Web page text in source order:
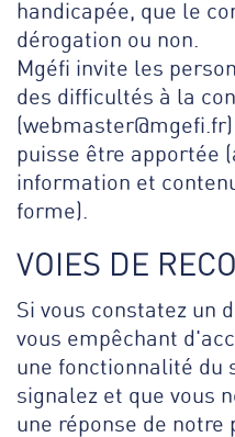
handicapée, que le
dérogation ou non.
Mgéfi invite les
des difficultés à la
(webmaster@mgefi.fr
puisse être apportée
information et
forme).
VOIES DE
Si vous constatez un
vous empêchant
une fonctionnalité du
signalez et que vous
une réponse de notre